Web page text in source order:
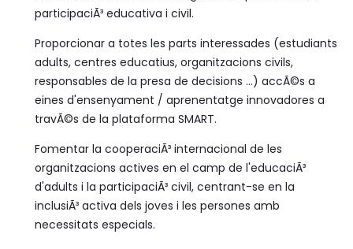
participaciÃ³ educativa i civil.
Proporcionar a totes les parts interessades (estudiants
adults, centres educatius, organitzacions civils,
responsables de la presa de decisions ...) accÃ©s a
eines d'ensenyament / aprenentatge innovadores a
travÃ©s de la plataforma SMART.
Fomentar la cooperaciÃ³ internacional de les
organitzacions actives en el camp de l'educaciÃ³
d'adults i la participaciÃ³ civil, centrant-se en la
inclusiÃ³ activa dels joves i les persones amb
necessitats especials.